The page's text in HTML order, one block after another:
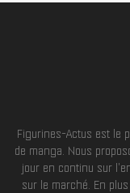
Figurines-Actus est le
de manga. Nous
jour en continu sur
sur le marché. En